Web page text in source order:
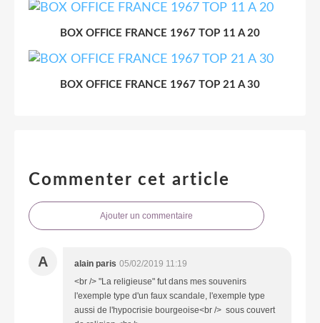
BOX OFFICE FRANCE 1967 TOP 11 A 20
BOX OFFICE FRANCE 1967 TOP 21 A 30
Commenter cet article
Ajouter un commentaire
A alain paris 05/02/2019 11:19
<br /> "La religieuse" fut dans mes souvenirs
l'exemple type d'un faux scandale, l'exemple type
aussi de l'hypocrisie bourgeoise<br /> sous couvert